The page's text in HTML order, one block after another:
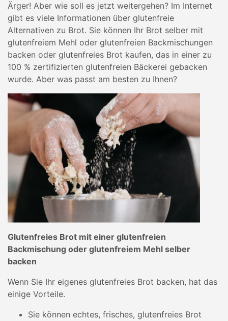
Ärger! Aber wie soll es jetzt weitergehen? Im Internet
gibt es viele Informationen über glutenfreie
Alternativen zu Brot. Sie können Ihr Brot selber mit
glutenfreiem Mehl oder glutenfreien Backmischungen
backen oder glutenfreies Brot kaufen, das in einer zu
100 % zertifizierten glutenfreien Bäckerei gebacken
wurde. Aber was passt am besten zu Ihnen?
Glutenfreies Brot mit einer glutenfreien
Backmischung oder glutenfreiem Mehl selber
backen
Wenn Sie Ihr eigenes glutenfreies Brot backen, hat das
einige Vorteile.
Sie können echtes, frisches, glutenfreies Brot